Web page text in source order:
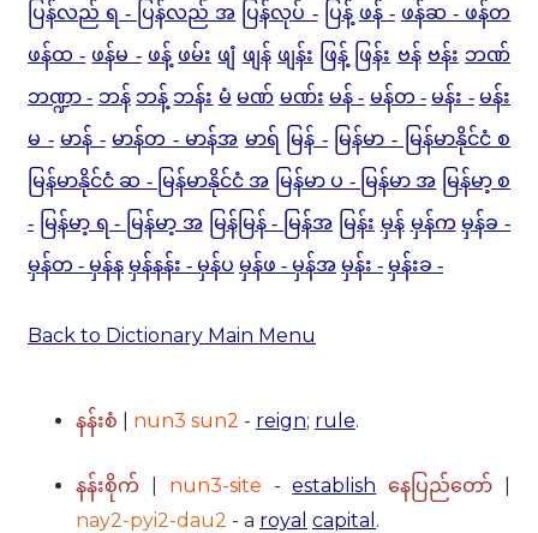
ပြန်လည် ရ - ပြန်လည် အ ပြန်လုပ် - ပြန့် ဖန် - ဖန်ဆ - ဖန်တ
ဖန်ထ - ဖန်မ - ဖန့် ဖမ်း ဖျံ ဖျန် ဖျန်း ဖြန့် ဖြန်း ဗန် ဗန်း ဘဏ်
ဘဏ္ဍာ - ဘန် ဘန့် ဘန်း မံ မဏ် မဏ်း မန် - မန်တ - မန်း - မန်း
မ - မာန် - မာန်တ - မာန်အ မာရ် မြန် - မြန်မာ - မြန်မာနိုင်ငံ စ
မြန်မာနိုင်ငံ ဆ - မြန်မာနိုင်ငံ အ မြန်မာ ပ - မြန်မာ အ မြန်မာ့ စ
- မြန်မာ့ ရ - မြန်မာ့ အ မြန်မြန် - မြန်အ မြန်း မှန် မှန်က မှန်ခ -
မှန်တ - မှန်န မှန်နန်း - မှန်ပ မှန်ဖ - မှန်အ မှန်း - မှန်းခ -
Back to Dictionary Main Menu
နန်းစံ nun3 sun2 - reign; rule.
နန်းစိုက် nun3-site -establish နေပြည်တော်
nay2-pyi2-dau2 - a royal capital .